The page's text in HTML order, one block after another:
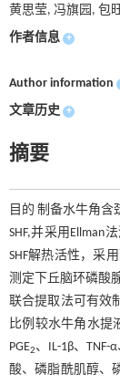
黄思莹, 冯旗园, 包
作者信息 +
Author information
文章历史 +
摘要
目的 制备水牛角含
SHF,并采用Ellman
SHF解热活性，采
测定下丘脑环磷酸
联合提取法可有效
比例较水牛角水提
PGE2、IL-1β、
酸、磷脂酰肌醇、